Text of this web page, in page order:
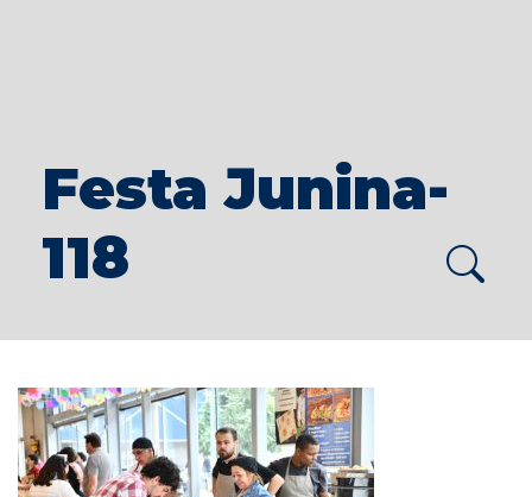
Festa Junina-
118